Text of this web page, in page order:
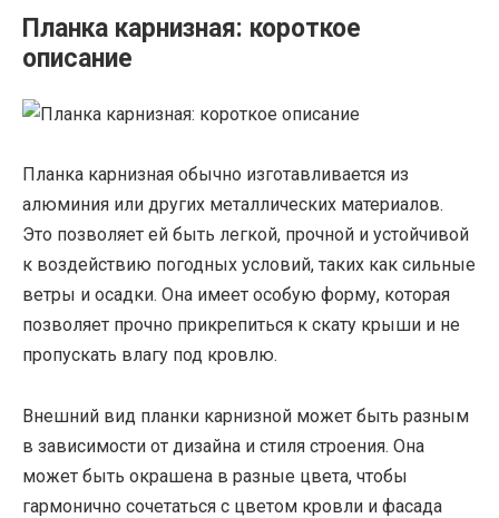
Планка карнизная: короткое
описание
Планка карнизная обычно изготавливается из
алюминия или других металлических материалов.
Это позволяет ей быть легкой, прочной и устойчивой
к воздействию погодных условий, таких как сильные
ветры и осадки. Она имеет особую форму, которая
позволяет прочно прикрепиться к скату крыши и не
пропускать влагу под кровлю.
Внешний вид планки карнизной может быть разным
в зависимости от дизайна и стиля строения. Она
может быть окрашена в разные цвета, чтобы
гармонично сочетаться с цветом кровли и фасада